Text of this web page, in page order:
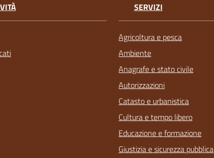
SERVIZI
Agricoltura e pesca
Ambiente
Anagrafe e stato civile
Autorizzazioni
Catasto e urbanistica
Cultura e tempo libero
Educazione e formazione
Giustizia e sicurezza pubblica